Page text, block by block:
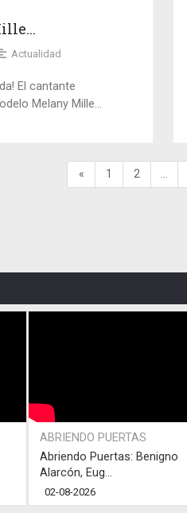
Actualidad
El cantante
Melany Mille...
« 1 2 ...
ABRIENDO PUERTAS
Abriendo Puertas: Benigno
Alarcón, Eug...
02-08-2026